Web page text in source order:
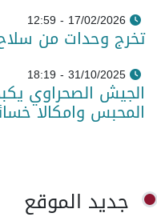
17/02/2026 - 12:59
تخرج وحدات من
31/10/2025 - 18:19
الجيش الصحراوي
المحبس وامكالا
جديد الموقع